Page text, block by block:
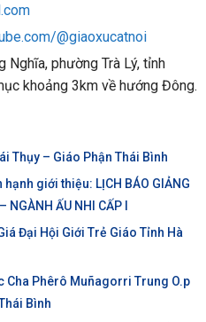
@giaoxucatnoi
Nghĩa, phường Trà Lý, tỉnh
khoảng 3km về hướng Đông.
Thụy – Giáo Phận Thái Bình
giới thiệu: LỊCH BÁO GIẢNG
NGÀNH ẤU NHI CẤP I
Đại Hội Giới Trẻ Giáo Tỉnh Hà
Cha Phêrô Muñagorri Trung O.p
Bình